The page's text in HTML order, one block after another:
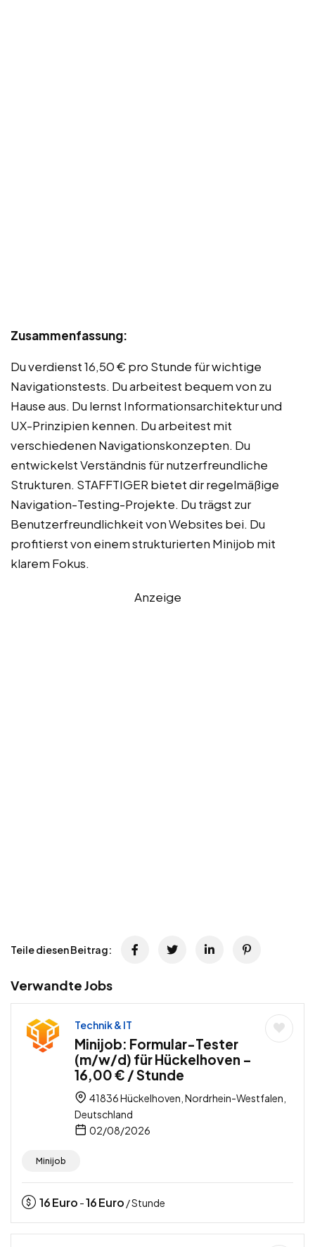
Zusammenfassung:
Du verdienst 16,50 € pro Stunde für wichtige
Navigationstests. Du arbeitest bequem von zu
Hause aus. Du lernst Informationsarchitektur und
UX-Prinzipien kennen. Du arbeitest mit
verschiedenen Navigationskonzepten. Du
entwickelst Verständnis für nutzerfreundliche
Strukturen. STAFFTIGER bietet dir regelmäßige
Navigation-Testing-Projekte. Du trägst zur
Benutzerfreundlichkeit von Websites bei. Du
profitierst von einem strukturierten Minijob mit
klarem Fokus.
Anzeige
Teile diesen Beitrag:
Verwandte Jobs
Technik & IT
Minijob: Formular-Tester
(m/w/d) für Hückelhoven –
16,00 € / Stunde
41836 Hückelhoven, Nordrhein-Westfalen,
Deutschland
02/08/2026
Minijob
16Euro -16Euro / Stunde